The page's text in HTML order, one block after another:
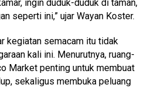
ingin duduk-duduk di taman,
seperti ini,” ujar Wayan Koster.
kegiatan semacam itu tidak
kali ini. Menurutnya, ruang-
Market penting untuk membuat
sekaligus membuka peluang